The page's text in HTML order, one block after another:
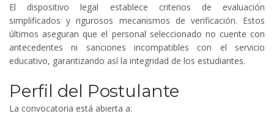
El dispositivo legal establece criterios de evaluación
simplificados y rigurosos mecanismos de verificación. Estos
últimos aseguran que el personal seleccionado no cuente con
antecedentes ni sanciones incompatibles con el servicio
educativo, garantizando así la integridad de los estudiantes.
Perfil del Postulante
La convocatoria está abierta a: